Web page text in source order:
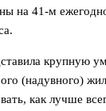
на 41-м
крупную
(надувного)
как лучше